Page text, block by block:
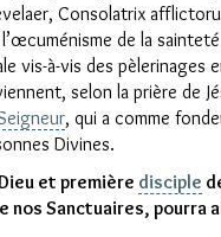
Consolatrix
de la
vis-à-vis des pèlerinages
selon la prière de
, qui a comme
Divines.
et première disciple
Sanctuaires, pourra